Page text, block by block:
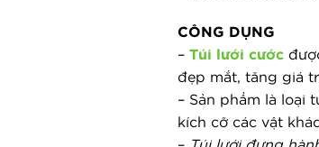
CÔNG DỤNG
– Túi lưới cước
đẹp mắt, tăng giá
– Sản phẩm là loại
kích cỡ các vật